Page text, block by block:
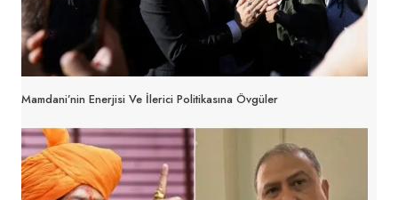
Mamdani’nin Enerjisi Ve İlerici Politikasına Övgüler